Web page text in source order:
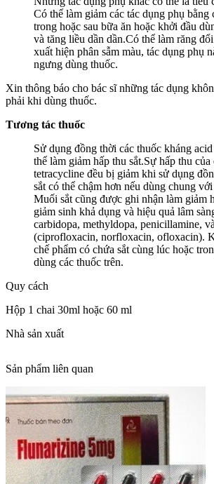
Có thể làm giảm các tác dụng phụ bằng
trong hoặc sau bữa ăn hoặc khởi đầu
và tăng liều dần dần.Có thể làm răng
xuất hiện phân sẫm màu, tác dụng phụ
ngưng dùng thuốc.
Xin thông báo cho bác sĩ những tác dụng
phải khi dùng thuốc.
Tương tác thuốc
Sử dụng đồng thời các thuốc kháng
thể làm giảm hấp thu sắt.Sự hấp thu của
tetracycline đều bị giảm khi sử dụng
sắt có thể chậm hơn nếu dùng chung
Muối sắt cũng được ghi nhận làm giảm
giảm sinh khả dụng và hiệu quả lâm
carbidopa, methyldopa, penicillamine,
(ciprofloxacin, norfloxacin, ofloxacin).
chế phẩm có chứa sắt cùng lúc hoặc
dùng các thuốc trên.
Quy cách
Hộp 1 chai 30ml hoặc 60 ml
Nhà sản xuất
Sản phẩm liên quan